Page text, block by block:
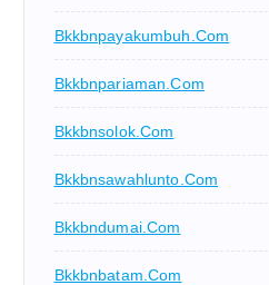
Bkkbnpayakumbuh.com
Bkkbnpariaman.com
Bkkbnsolok.com
Bkkbnsawahlunto.com
Bkkbndumai.com
Bkkbnbatam.com